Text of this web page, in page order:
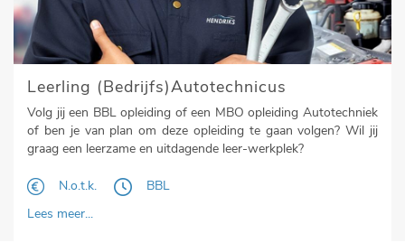
Leerling (Bedrijfs)Autotechnicus
Volg jij een BBL opleiding of een MBO opleiding Autotechniek
of ben je van plan om deze opleiding te gaan volgen? Wil jij
graag een leerzame en uitdagende leer-werkplek?
N.o.t.k.
BBL
Lees meer...